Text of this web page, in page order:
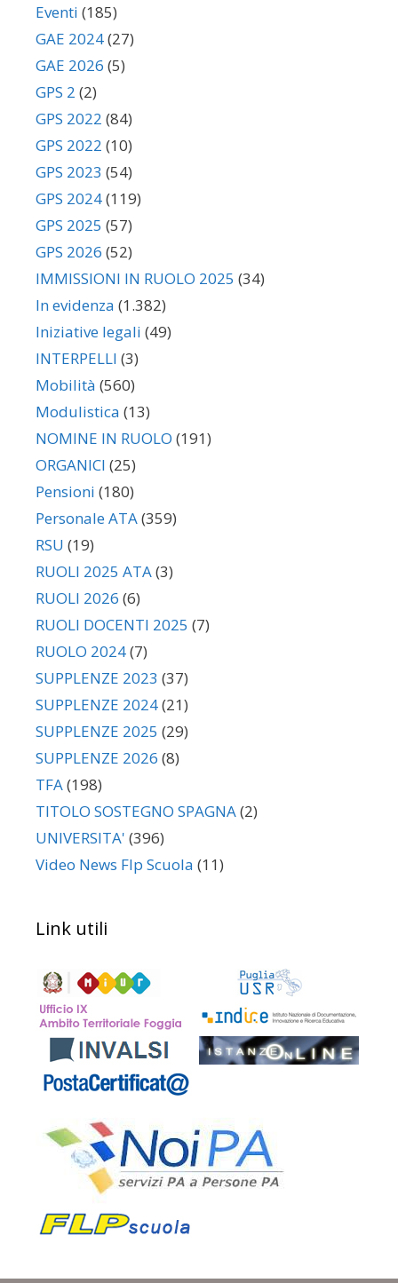
Eventi (185)
GAE 2024(27)
GAE 2026 (5)
GPS 2 (2)
GPS 2022 (84)
GPS 2022 (10)
GPS 2023 (54)
GPS 2024(119)
GPS 2025 (57)
GPS 2026 (52)
IMMISSIONI IN RUOLO 2025 (34)
In evidenza (1.382)
Iniziative legali (49)
INTERPELLI (3)
Mobilità (560)
Modulistica (13)
NOMINE IN RUOLO (191)
ORGANICI (25)
Pensioni (180)
Personale ATA(359)
RSU (19)
RUOLI 2025 ATA(3)
RUOLI 2026 (6)
RUOLI DOCENTI 2025 (7)
RUOLO 2024(7)
SUPPLENZE 2023 (37)
SUPPLENZE 2024(21)
SUPPLENZE 2025 (29)
SUPPLENZE 2026 (8)
TFA(198)
TITOLO SOSTEGNO SPAGNA(2)
UNIVERSITA' (396)
Video News Flp Scuola (11)
Link utili